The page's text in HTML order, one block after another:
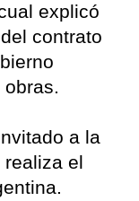
explicó
contrato
a la
el